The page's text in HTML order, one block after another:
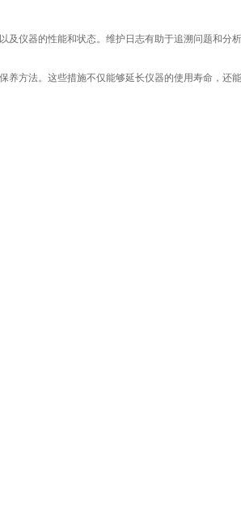
仪器的性能和状态。维护日志有助于追溯问题和分析
方法。这些措施不仅能够延长仪器的使用寿命，还